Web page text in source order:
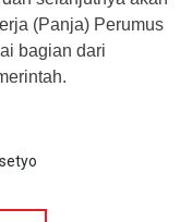
(Panja) Perumus
bagian dari